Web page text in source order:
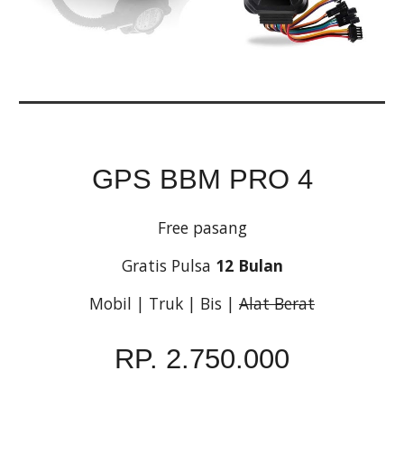
GPS BBM PRO 4
Free pasang
Gratis Pulsa 12 Bulan
Mobil | Truk | Bis | Alat Berat
RP. 2.750.000